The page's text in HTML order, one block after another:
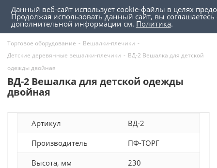
0
0
Торговое оборудование - Вешалки-плечики -
Детские деревянные вешалки-плечики - ВД-2 Вешалка для детской
одежды двойная
ВД-2 Вешалка для детской одежды
двойная
Артикул ВД-2
Производитель ПФ-ТОРГ
Высота, мм 230
Данный веб-сайт использует cookie-файлы в целях
Продолжая использовать данный сайт, вы
дополнительной информации см. Политика.